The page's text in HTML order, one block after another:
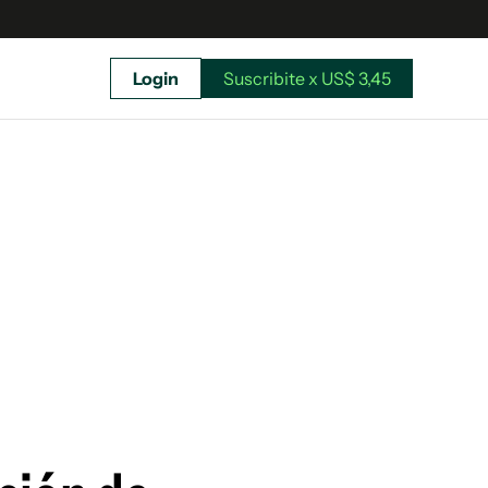
Suscribite x US$ 3,45
Login Suscribite x US$ 3,45